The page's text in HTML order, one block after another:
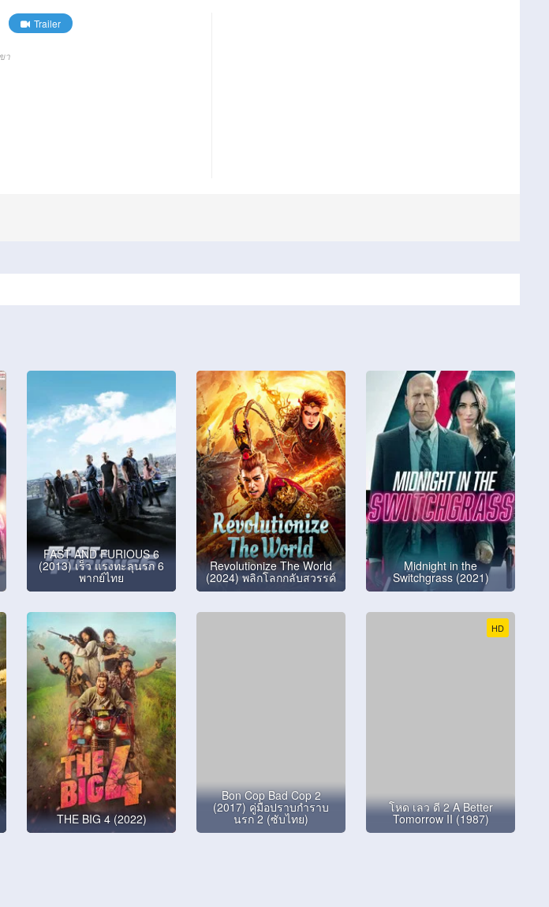
Trailer
า
FAST AND FURIOUS 6
(2013) เร็ว แรงทะลุนรก 6
พากย์ไทย
Revolutionize The World
(2024) พลิกโลกกลับสวรรค์
Midnight in the
Switchgrass (2021)
THE BIG 4 (2022)
Bon Cop Bad Cop 2
(2017) คู่มือปราบกำราบ
นรก 2 (ซับไทย)
HD
โหด เลว ดี 2 A Better
Tomorrow II (1987)